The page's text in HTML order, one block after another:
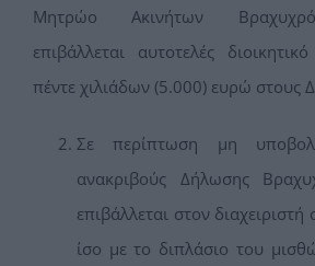
Μητρώο Ακινήτων
επιβάλλεται αυτοτελές
πέντε χιλιάδων (5.000) ευρώ στους
Σε περίπτωση μη
ανακριβούς Δήλωσης
επιβάλλεται στον
ίσο με το διπλάσιο του